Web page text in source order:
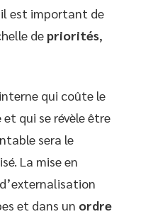
il est important de
de priorités,
qui coûte le
qui se révèle être
sera le
La mise en
et dans un ordre